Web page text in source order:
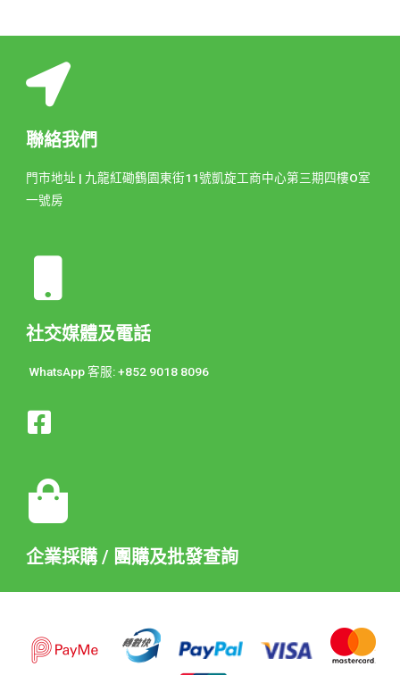
聯絡我們
門市地址 | 九龍紅磡鶴園東街11號凱旋工商中心第三期四樓O室
一號房
社交媒體及電話
WhatsApp 客服: +852 9018 8096
企業採購 / 團購及批發查詢